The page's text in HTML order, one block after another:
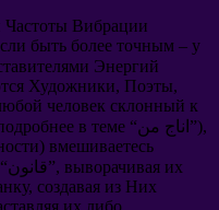
Частоты Вибрации
быть более точным – у
Энергий
Художники, Поэты,
человек склонный к
в теме
“اناج من”),
) вмешиваетесь
“قانون”, выворачивая их
, создавая из Них